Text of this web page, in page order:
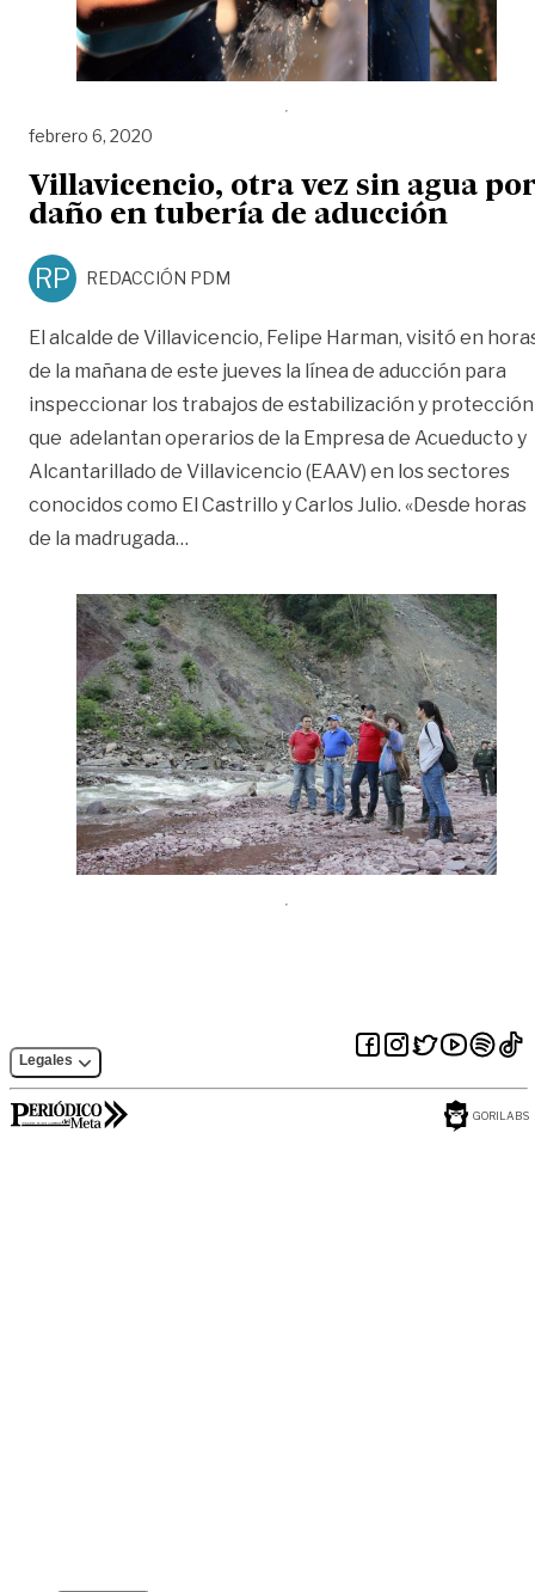
febrero 6, 2020
Villavicencio, otra vez sin agua
daño en tubería de aducción
RP REDACCIÓN PDM
El alcalde de Villavicencio, Felipe Harman, visitó en
de la mañana de este jueves la línea de aducción para
inspeccionar los trabajos de estabilización y protección
que adelantan operarios de la Empresa de Acueducto y
Alcantarillado de Villavicencio (EAAV) en los sectores
conocidos como El Castrillo y Carlos Julio. «Desde horas
de la madrugada…
Legales
GORILABS